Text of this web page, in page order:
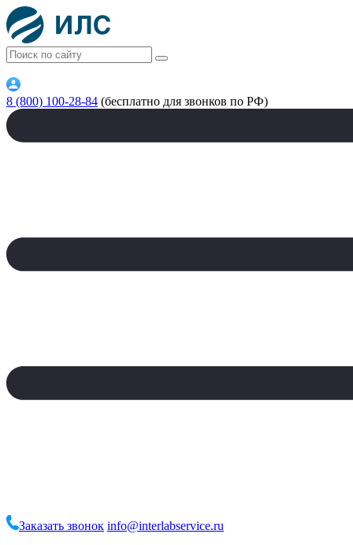
8 (800) 100-28-84 (бесплатно для звонков по РФ)
Заказать звонок info@interlabservice.ru